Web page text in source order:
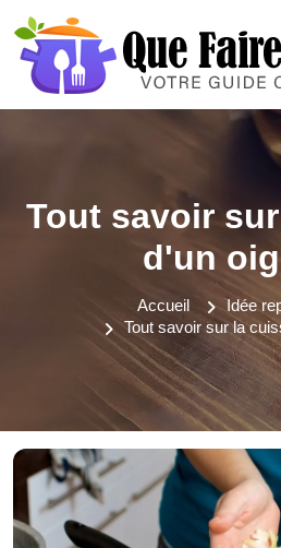
Tout savoir
d'un
Accueil
Idée
Tout savoir sur la